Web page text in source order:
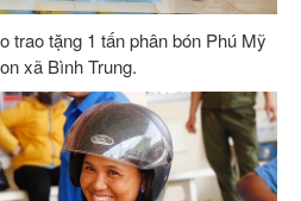
trao tặng 1 tấn phân bón Phú Mỹ
xã Bình Trung.